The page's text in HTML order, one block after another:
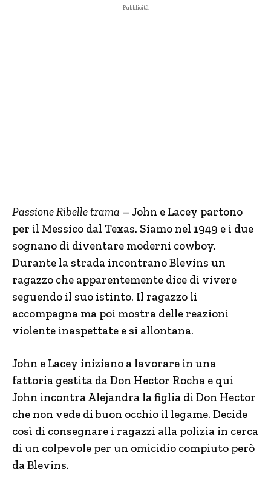
- Pubblicità -
Passione Ribelle trama – John e Lacey partono
per il Messico dal Texas. Siamo nel 1949 e i due
sognano di diventare moderni cowboy.
Durante la strada incontrano Blevins un
ragazzo che apparentemente dice di vivere
seguendo il suo istinto. Il ragazzo li
accompagna ma poi mostra delle reazioni
violente inaspettate e si allontana.
John e Lacey iniziano a lavorare in una
fattoria gestita da Don Hector Rocha e qui
John incontra Alejandra la figlia di Don Hector
che non vede di buon occhio il legame. Decide
così di consegnare i ragazzi alla polizia in cerca
di un colpevole per un omicidio compiuto però
da Blevins.